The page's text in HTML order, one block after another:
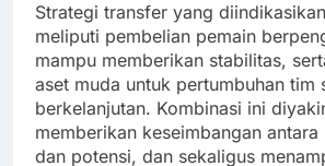
Strategi transfer yang
meliputi pembelian pemain
mampu memberikan stabilitas,
aset muda untuk pertumbuhan tim
berkelanjutan. Kombinasi ini
memberikan keseimbangan antara
dan potensi, dan sekaligus